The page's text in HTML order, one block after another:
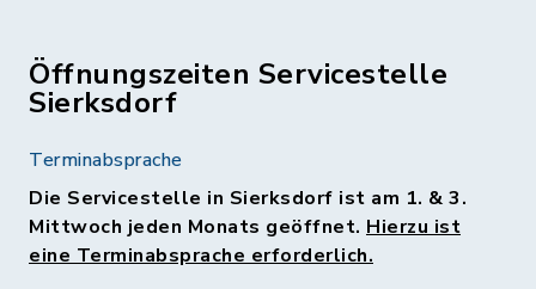
Öffnungszeiten Servicestelle
Sierksdorf
Terminabsprache
Die Servicestelle in Sierksdorf ist am 1. & 3.
Mittwoch jeden Monats geöffnet. Hierzu ist
eine Terminabsprache erforderlich.